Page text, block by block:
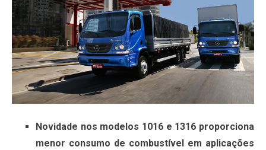
Novidade nos modelos 1016 e 1316 proporciona
menor consumo de combustível em aplicações